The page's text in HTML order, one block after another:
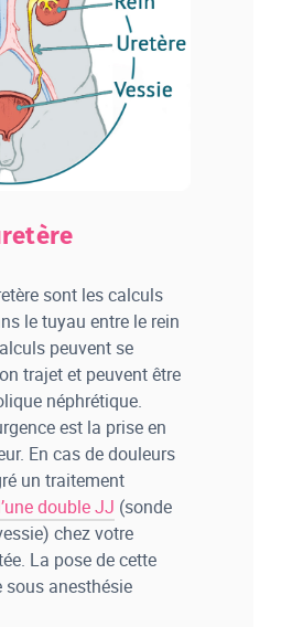
sont les calculs
le tuyau entre le rein
peuvent se
trajet et peuvent être
néphrétique.
est la prise en
En cas de douleurs
un traitement
double JJ (sonde
chez votre
La pose de cette
sous anesthésie